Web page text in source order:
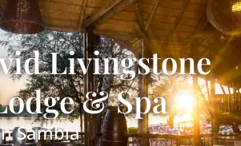
Livingstone
& Spa
Sambia